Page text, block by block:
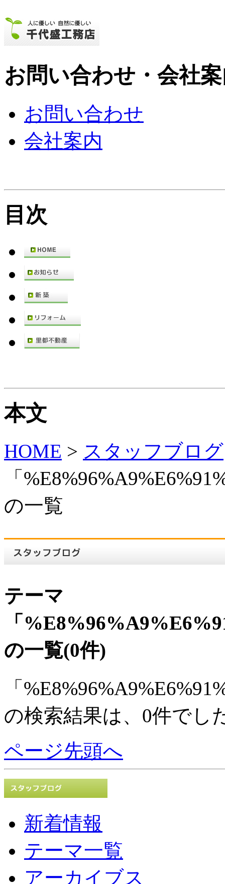
お問い合わせ・会社
お問い合わせ
会社案内
目次
本文
HOME > スタッフブログ
「
の一覧
テーマ
「
の一覧(0件)
「
の検索結果は、0件でし
ページ先頭へ
新着情報
テーマ一覧
アーカイブス